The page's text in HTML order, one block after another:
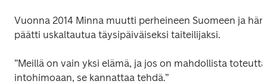
Vuonna 2014 Minna muutti perheineen Suomeen ja hän
päätti uskaltautua täysipäiväiseksi taiteilijaksi.
”Meillä on vain yksi elämä, ja jos on mahdollista
intohimoaan, se kannattaa tehdä.”